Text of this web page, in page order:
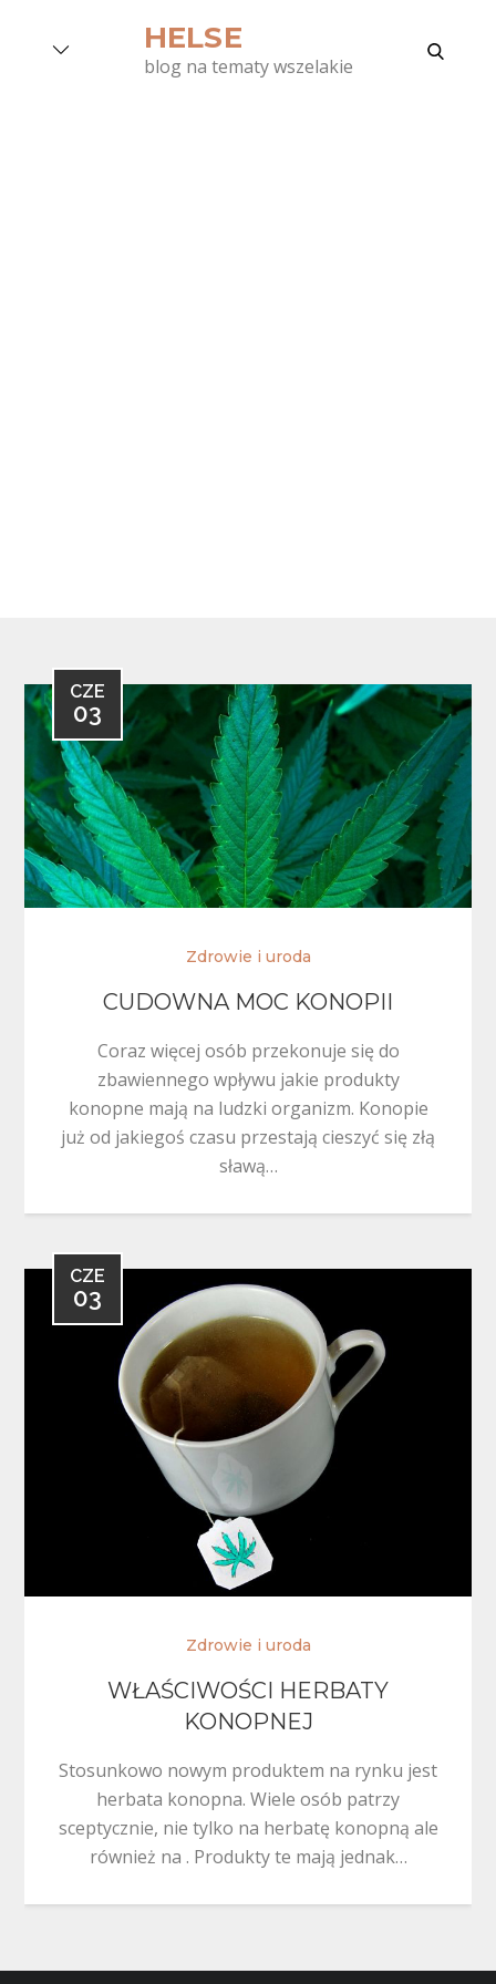
HELSE
blog na tematy wszelakie
search
CZE
03
Zdrowie i uroda
CUDOWNA MOC KONOPII
Coraz więcej osób przekonuje się do
zbawiennego wpływu jakie produkty
konopne mają na ludzki organizm. Konopie
już od jakiegoś czasu przestają cieszyć się złą
sławą…
CZE
03
Zdrowie i uroda
WŁAŚCIWOŚCI HERBATY
KONOPNEJ
Stosunkowo nowym produktem na rynku jest
herbata konopna. Wiele osób patrzy
sceptycznie, nie tylko na herbatę konopną ale
również na . Produkty te mają jednak…